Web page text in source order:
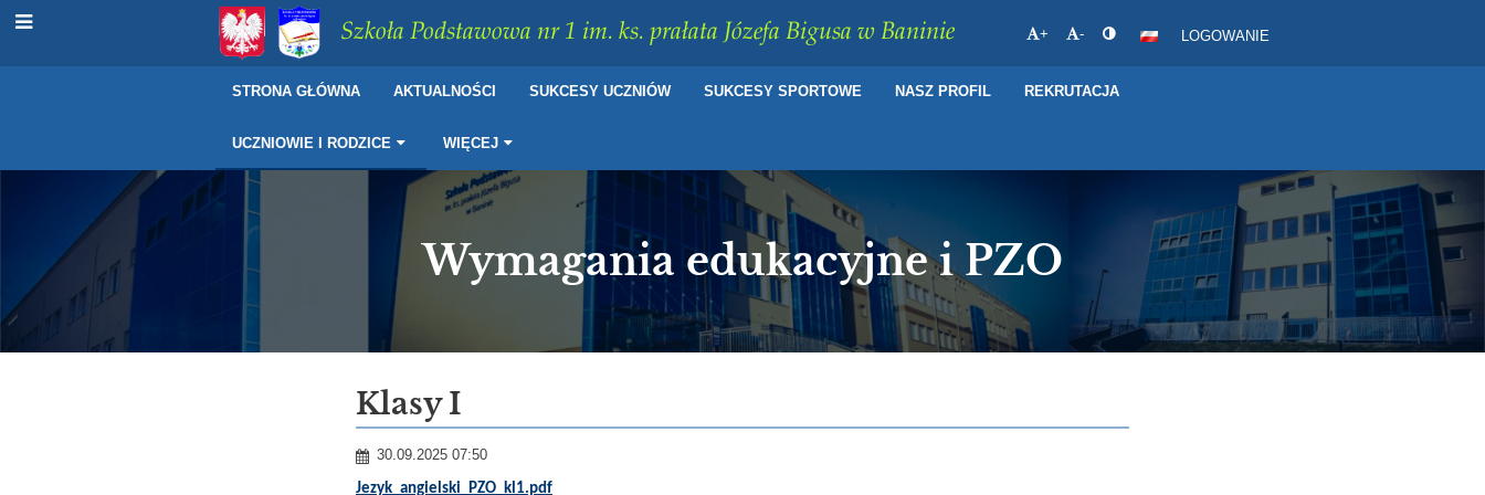
Szkoła Podstawowa nr 1 im. ks. prałata Józefa Bigusa w Baninie + - LOGOWANIE
STRONA GŁÓWNA AKTUALNOŚCI SUKCESY UCZNIÓW SUKCESY SPORTOWE NASZ PROFIL REKRUTACJA
UCZNIOWIE I RODZICE WIĘCEJ
Wymagania edukacyjne i PZO
Wymagania
edukacyjne
Klasy I
30.09.2025 07:50
Jezyk_angielski_PZO_kl1.pdf